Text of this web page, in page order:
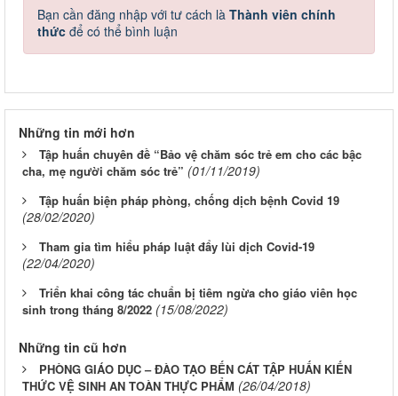
Bạn cần đăng nhập với tư cách là Thành viên chính
thức để có thể bình luận
Những tin mới hơn
Tập huấn chuyên đề “Bảo vệ chăm sóc trẻ em cho các bậc
cha, mẹ người chăm sóc trẻ” (01/11/2019)
Tập huấn biện pháp phòng, chống dịch bệnh Covid 19
(28/02/2020)
Tham gia tìm hiểu pháp luật đẩy lùi dịch Covid-19
(22/04/2020)
Triển khai công tác chuẩn bị tiêm ngừa cho giáo viên học
sinh trong tháng 8/2022 (15/08/2022)
Những tin cũ hơn
PHÒNG GIÁO DỤC – ĐÀO TẠO BẾN CÁT TẬP HUẤN KIẾN
THỨC VỆ SINH AN TOÀN THỰC PHẨM (26/04/2018)